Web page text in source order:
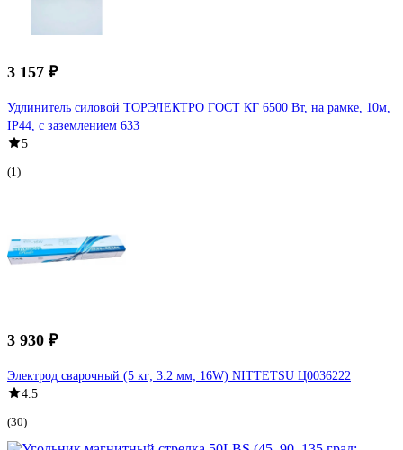
3 157 ₽
Удлинитель силовой ТОРЭЛЕКТРО ГОСТ КГ 6500 Вт, на рамке, 10м,
IP44, с заземлением 633
5
(1)
3 930 ₽
Электрод сварочный (5 кг; 3.2 мм; 16W) NITTETSU Ц0036222
4.5
(30)